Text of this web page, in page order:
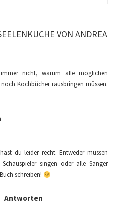
VON ANDREA
nicht, warum alle möglichen
Kochbücher rausbringen müssen.
du leider recht. Entweder müssen
Schauspieler singen oder alle Sänger
schreiben!
Antworten